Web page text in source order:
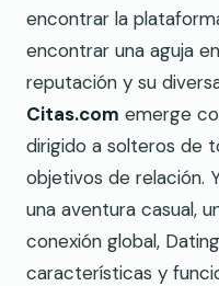
encontrar la
encontrar una aguja
reputación y su
Citas.com emerge
dirigido a solteros de
objetivos de relación.
una aventura casual,
conexión global,
características y